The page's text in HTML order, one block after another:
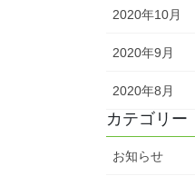
2020年10月
2020年9月
2020年8月
カテゴリー
お知らせ